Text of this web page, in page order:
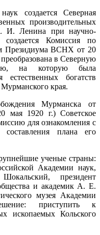
создается Северная
производительных
И. Ленина при научно-
Комиссия по
Президиума ВСНХ от 20
в Северную
на которую была
естественных богатств
края.
Мурманска от
мая 1920 г.) Советское
для ознакомления с
плана его
ученые страны:
Академии наук,
президент
и академик А. Е.
музея Академии
приступить к
ископаемых Кольского